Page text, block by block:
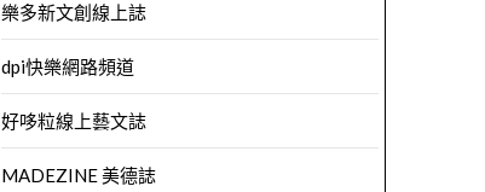
樂多新文創線上誌
dpi快樂網路頻道
好哆粒線上藝文誌
MADEZINE 美德誌